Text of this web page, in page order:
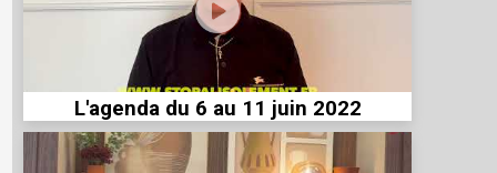
L'agenda du 6 au 11 juin 2022